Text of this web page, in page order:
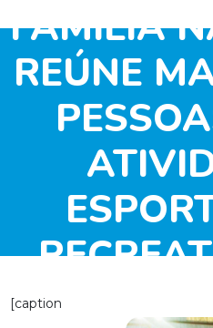
FAMÍLIA
REÚNE
[caption